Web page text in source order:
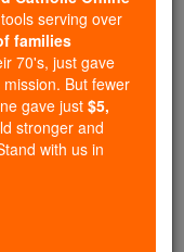
by Shopify
beliefs. They
Catholic
Candles, and
essential faith
and millions of
in their 70's,
this mission.
If everyone gave
serving over
families
70's, just gave
But fewer
gave just$5,
stronger and
with us in